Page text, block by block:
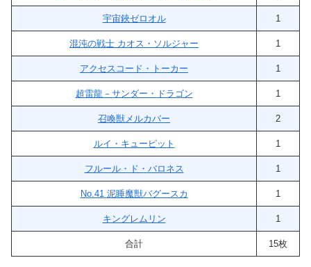
宇宙鋏ゼロオル 1
混沌の戦士 カオス・ソルジャー 1
アクセスコード・トーカー 1
超雷龍－サンダー・ドラゴン 1
召喚獣メルカバー 2
ルイ・キューピット 1
フルール・ド・バロネス 1
No.41 泥睡魔獣バグースカ 1
キングレムリン 1
合計 15枚